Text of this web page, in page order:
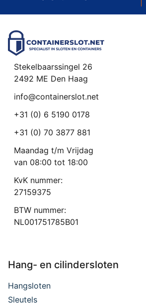
Stekelbaarssingel 26
2492 ME Den Haag
info@containerslot.net
+31 (0) 6 5190 0178
+31 (0) 70 3877 881
Maandag t/m Vrijdag
van 08:00 tot 18:00
KvK nummer:
27159375
BTW nummer:
NL001751785B01
Hang- en cilindersloten
Hangsloten
Sleutels